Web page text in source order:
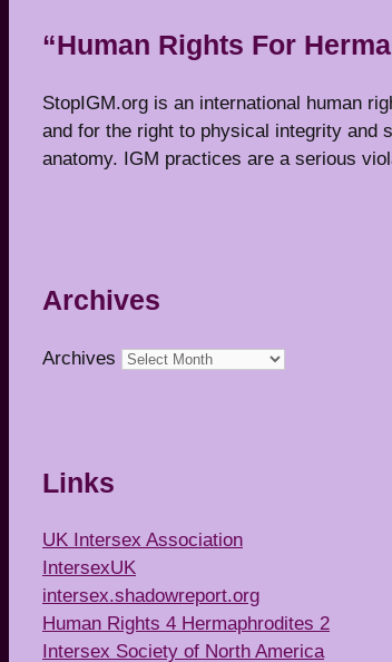
“Human Rights For
StopIGM.org is an international human
and for the right to physical integrity and
anatomy. IGM practices are a serious
Archives
Archives
Links
UK Intersex Association
IntersexUK
intersex.shadowreport.org
Human Rights 4 Hermaphrodites 2
Intersex Society of North America